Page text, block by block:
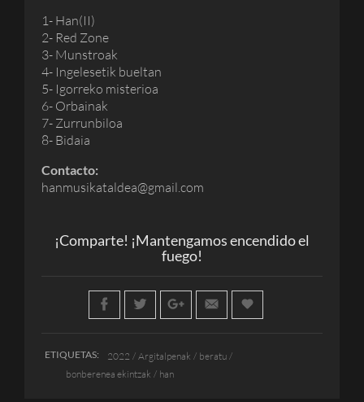
1- Han(II)
2- Red Zone
3- Munstroak
4- Ingelesetik bueltan
5- Igorreko misterioa
6- Orbainak
7- Zurrunbiloa
8- Bidaia
Contacto:
hanmusikataldea@gmail.com
¡Comparte! ¡Mantengamos encendido el
fuego!
ETIQUETAS: 2022 Argitalpenak
beratu
bonberenea ekintzak
han